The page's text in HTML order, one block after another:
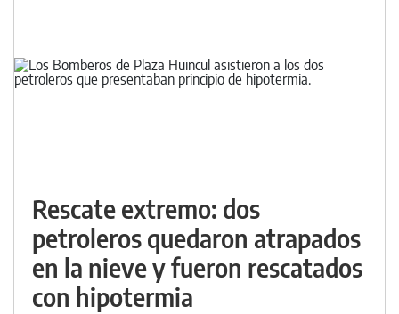
Rescate extremo: dos
petroleros quedaron atrapados
en la nieve y fueron rescatados
con hipotermia